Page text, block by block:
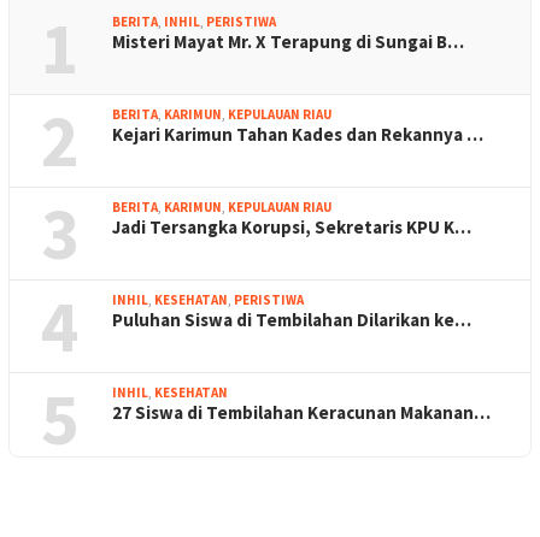
1 BERITA INHIL PERISTIWA
Misteri Mayat Mr. X Terapung di Sungai B…
2 BERITA KARIMUN KEPULAUAN RIAU
Kejari Karimun Tahan Kades dan Rekannya …
3 BERITA KARIMUN KEPULAUAN RIAU
Jadi Tersangka Korupsi, Sekretaris KPU K…
4 INHIL KESEHATAN PERISTIWA
Puluhan Siswa di Tembilahan Dilarikan ke…
5 INHIL KESEHATAN
27 Siswa di Tembilahan Keracunan Makanan…